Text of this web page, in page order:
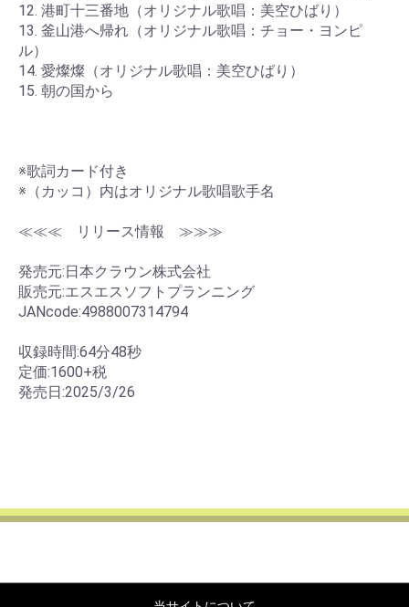
12. 港町十三番地（オリジナル歌唱：美空ひばり）
13. 釜山港へ帰れ（オリジナル歌唱：チョー・ヨンピ
ル）
14. 愛燦燦（オリジナル歌唱：美空ひばり）
15. 朝の国から
※歌詞カード付き
※（カッコ）内はオリジナル歌唱歌手名
≪≪≪ リリース情報 ≫≫≫
発売元:日本クラウン株式会社
販売元:エスエスソフトプランニング
JANcode:4988007314794
収録時間:64分48秒
定価:1600+税
発売日:2025/3/26